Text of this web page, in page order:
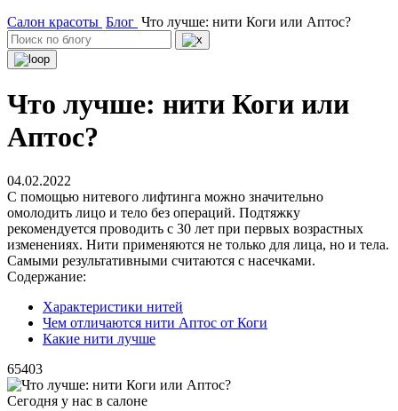
Салон красоты Блог Что лучше: нити Коги или Аптос?
Что лучше: нити Коги или
Аптос?
04.02.2022
С помощью нитевого лифтинга можно значительно
омолодить лицо и тело без операций. Подтяжку
рекомендуется проводить с 30 лет при первых возрастных
изменениях. Нити применяются не только для лица, но и тела.
Самыми результативными считаются с насечками.
Содержание:
Характеристики нитей
Чем отличаются нити Аптос от Коги
Какие нити лучше
65403
Сегодня у нас в салоне